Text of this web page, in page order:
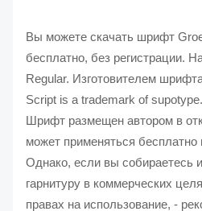
Вы можете скачать шрифт
бесплатно, без регистрации.
Regular. Изготовителем
Script is a trademark of
Шрифт размещен автором в
может применяться
Однако, если вы собираетесь
гарнитуру в коммерческих
правах на использование, -